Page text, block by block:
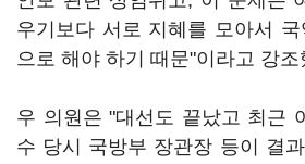
우기보다 서로 지혜를 모아서
으로 해야 하기 때문"이라고 강조
우 의원은 "대선도 끝났고 최근
수 당시 국방부 장관장 등이 결